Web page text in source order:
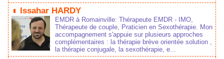
Issahar HARDY
EMDR à Romainville: Thérapeute EMDR - IMO,
Thérapeute de couple, Praticien en Sexothérapie. Mon
accompagnement s'appuie sur plusieurs approches
complémentaires : la thérapie brève orientée solution ,
la thérapie conjugale, la sexothérapie, e...